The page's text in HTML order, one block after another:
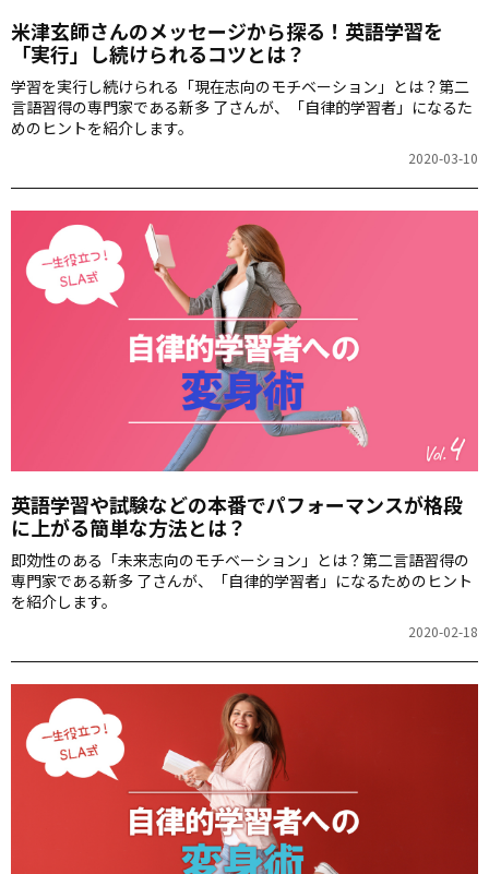
米津玄師さんのメッセージから探る！英語学習を
「実行」し続けられるコツとは？
学習を実行し続けられる「現在志向のモチベーション」とは？第二
言語習得の専門家である新多 了さんが、「自律的学習者」になるた
めのヒントを紹介します。
2020-03-10
英語学習や試験などの本番でパフォーマンスが格段
に上がる簡単な方法とは？
即効性のある「未来志向のモチベーション」とは？第二言語習得の
専門家である新多 了さんが、「自律的学習者」になるためのヒント
を紹介します。
2020-02-18